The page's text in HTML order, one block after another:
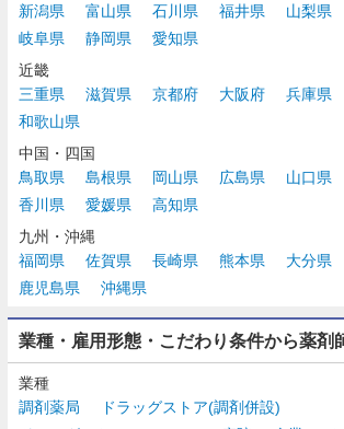
新潟県
富山県 石川県 福井県 山梨県
岐阜県
静岡県
愛知県
近畿
三重県
滋賀県 京都府 大阪府 兵庫県
和歌山県
中国・四国
鳥取県
島根県 岡山県 広島県 山口県
香川県
愛媛県
高知県
九州・沖縄
福岡県
佐賀県 長崎県 熊本県 大分県
鹿児島県
沖縄県
業種・雇用形態・こだわり条件から薬剤
業種
調剤薬局
ドラッグストア(調剤併設)